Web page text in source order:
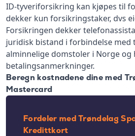
ID-tyveriforsikring kan kjøpes til
dekker kun forsikringstaker, dvs
Forsikringen dekker
juridisk bistand i forbindelse med
alminnelige domstoler i Norge og
betalingsanmerkninger.
Beregn kostnadene dine med
Mastercard
Fordeler med Trøndelag
Kredittkort